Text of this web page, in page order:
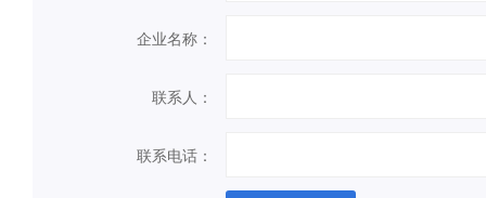
企业名称：
联系人：
联系电话：